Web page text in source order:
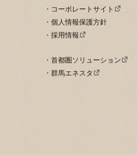
コーポレートサイト
個人情報保護方針
採用情報
首都圏ソリューション
群馬エネスタ